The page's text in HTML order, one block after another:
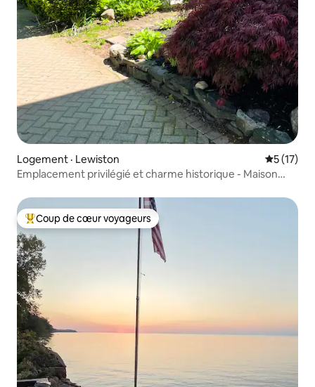
Logement · Lewiston Note
5 (17)
Emplacement privilégié et charme historique - Maison
Coup de cœur voyageurs parmi les plus aimés
Coup de cœur voyageurs